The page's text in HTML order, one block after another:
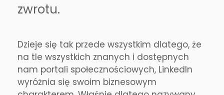
zwrotu.
Dzieje się tak przede wszystkim dlatego, że
na tle wszystkich znanych i dostępnych
nam portali społecznościowych, LinkedIn
wyróżnia się swoim biznesowym